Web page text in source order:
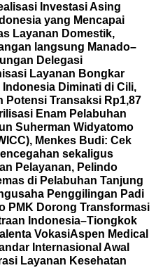
Investasi Asing
yang Mencapai
Layanan Domestik,
langsung Manado–
Delegasi
Layanan Bongkar
Indonesia Diminati di Cili,
Potensi Transaksi Rp1,87
Enam Pelabuhan
Suherman Widyatomo
Menkes Budi: Cek
sekaligus
Pelayanan, Pelindo
di Pelabuhan Tanjung
Penggilingan Padi
PMK Dorong Transformasi
Indonesia–Tiongkok
VokasiAspen Medical
Internasional Awal
Layanan Kesehatan